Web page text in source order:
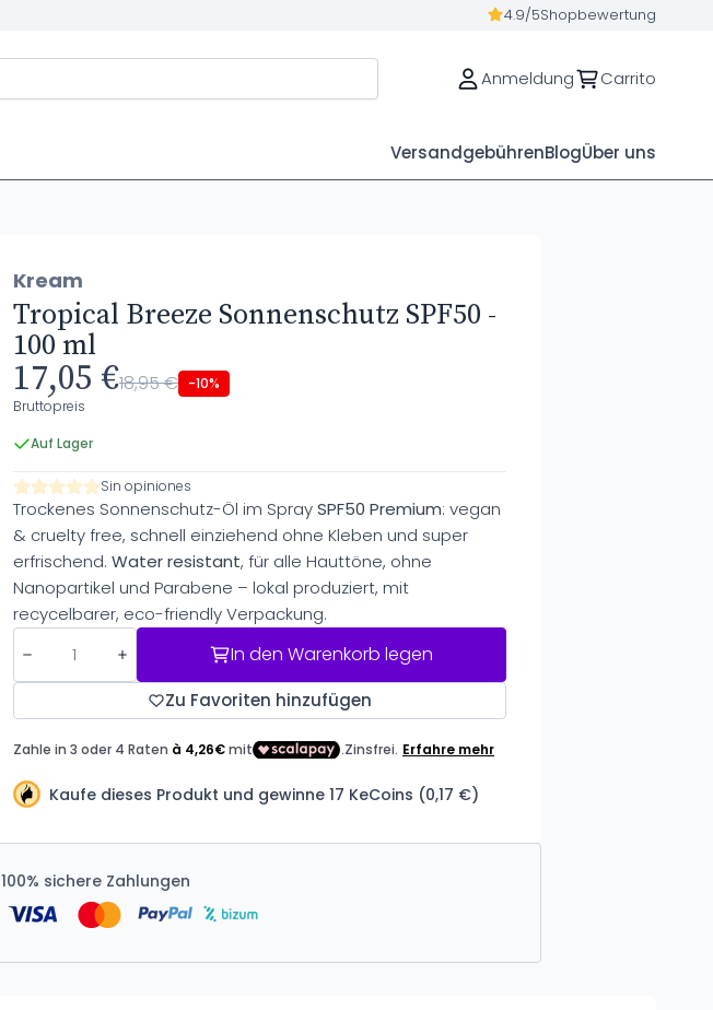
4.9/5Shopbewertung
Anmeldung Carrito
VersandgebührenBlogÜber uns
Kream
Tropical Breeze Sonnenschutz SPF50 -
100 ml
17,05 €18,95 € -10%
Bruttopreis
Auf Lager
Sin opiniones
Trockenes Sonnenschutz-Öl im SpraySPF50 Premium: vegan
& cruelty free, schnell einziehend ohne Kleben und super
erfrischend. Water resistant, für alle Hauttöne, ohne
Nanopartikel und Parabene – lokal produziert, mit
recycelbarer, eco-friendly Verpackung.
In den Warenkorb legen
Zu Favoriten hinzufügen
Kaufe dieses Produkt und gewinne 17 KeCoins (0,17 €)
100% sichere Zahlungen